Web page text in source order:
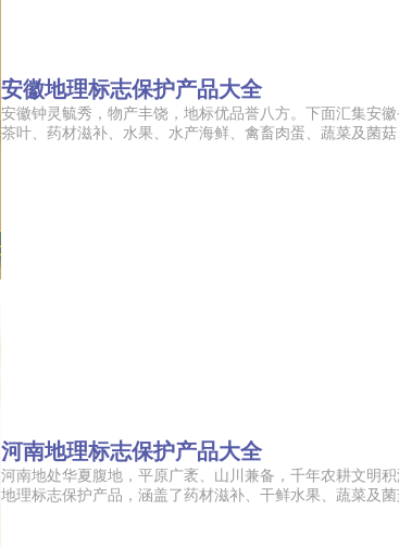
安徽地理标志保护产品大全
安徽钟灵毓秀，物产丰饶，地标优品誉八方。下面汇集安
茶叶、药材滋补、水果、水产海鲜、禽畜肉蛋、蔬菜及菌菇
河南地理标志保护产品大全
河南地处华夏腹地，平原广袤、山川兼备，千年农耕文明
地理标志保护产品，涵盖了药材滋补、干鲜水果、蔬菜及